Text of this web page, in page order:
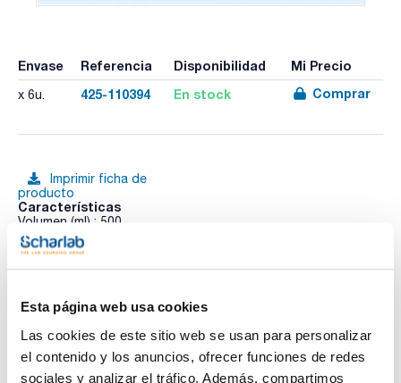
Esta página web usa cookies
Las cookies de este sitio web se usan para personalizar
el contenido y los anuncios, ofrecer funciones de redes
sociales y analizar el tráfico. Además, compartimos
Envase Referencia Disponibilidad Mi Precio
x 6u. 425-110394 En stock Comprar
Imprimir ficha de
producto
Características
Volumen (ml) : 500
Graduación (ml) : 25
Altura (mm) : 192
Botella VITgrip™ de plástico para el almacenamiento y la
Fabricadas en polipropileno con buena resistencia química.
Excelente manejo gracias al diseño innovador que facilita el
Ver más
Documentación técnica